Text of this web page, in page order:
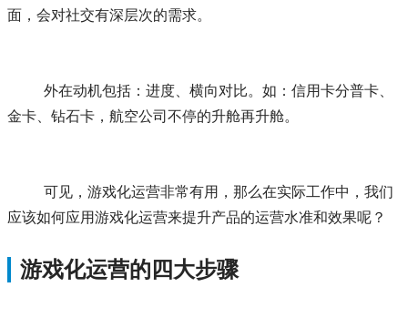
面，会对社交有深层次的需求。
金卡、钻石卡，航空公司不停的升舱再升舱。
应该如何应用游戏化运营来提升产品的运营水准和效果呢？
游戏化运营的四大步骤